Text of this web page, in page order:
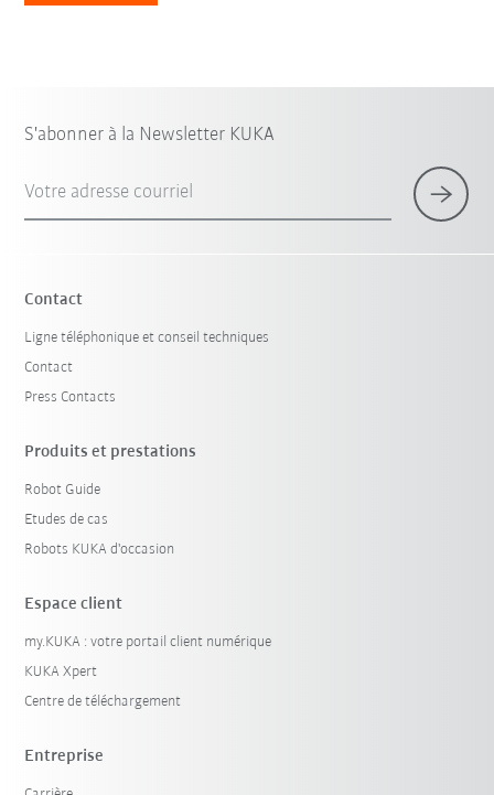
S'abonner à la Newsletter KUKA
Votre adresse courriel
Contact
Ligne téléphonique et conseil techniques
Contact
Press Contacts
Produits et prestations
Robot Guide
Etudes de cas
Robots KUKA d'occasion
Espace client
my.KUKA : votre portail client numérique
KUKA Xpert
Centre de téléchargement
Entreprise